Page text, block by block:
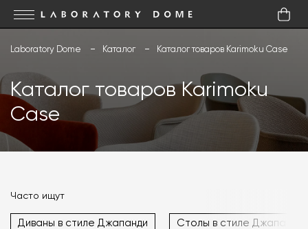
Laboratory Dome Каталог Каталог товаров Karimoku Case
Каталог товаров Karimoku
Case
Часто ищут
Диваны в стиле Джапанди Столы в стиле Джапанди